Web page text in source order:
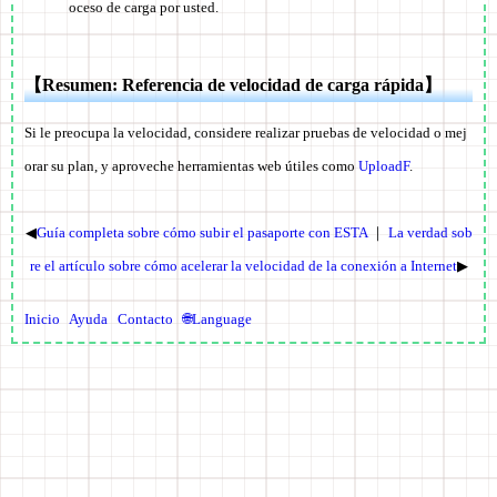
oceso de carga por usted.
【Resumen: Referencia de velocidad de carga rápida】
Si le preocupa la velocidad, considere realizar pruebas de velocidad o mej
orar su plan, y aproveche herramientas web útiles como UploadF.
◀Guía completa sobre cómo subir el pasaporte con ESTA｜ La verdad sob
re el artículo sobre cómo acelerar la velocidad de la conexión a Internet▶
Inicio Ayuda Contacto 🌐Language